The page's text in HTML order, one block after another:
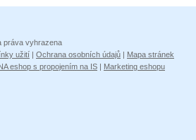
práva vyhrazena
užití | Ochrana osobních údajů | Mapa stránek
eshop s propojením na IS | Marketing eshopu